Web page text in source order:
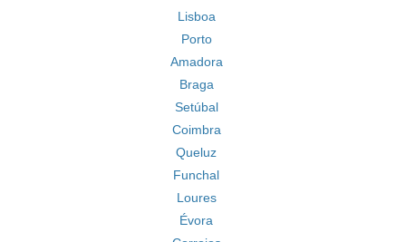
Lisboa
Porto
Amadora
Braga
Setúbal
Coimbra
Queluz
Funchal
Loures
Évora